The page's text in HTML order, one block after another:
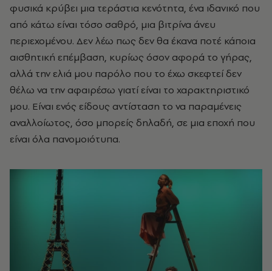
φυσικά κρύβει μια τεράστια κενότητα, ένα ιδανικό που
από κάτω είναι τόσο σαθρό, μια βιτρίνα άνευ
περιεχομένου. Δεν λέω πως δεν θα έκανα ποτέ κάποια
αισθητική επέμβαση, κυρίως όσον αφορά το γήρας,
αλλά την ελιά μου παρόλο που το έχω σκεφτεί δεν
θέλω να την αφαιρέσω γιατί είναι το χαρακτηριστικό
μου. Είναι ενός είδους αντίσταση το να παραμένεις
αναλλοίωτος, όσο μπορείς δηλαδή, σε μια εποχή που
είναι όλα πανομοιότυπα.